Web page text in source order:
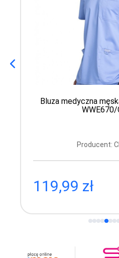
Bluza medyczna
Producent:
119,99 zł